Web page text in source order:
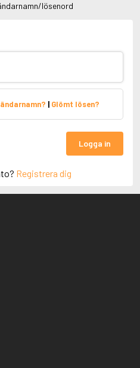
lösenord
| Glömt lösen?
Logga in
Registrera dig